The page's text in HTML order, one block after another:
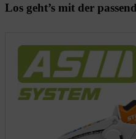
Los geht’s mit der